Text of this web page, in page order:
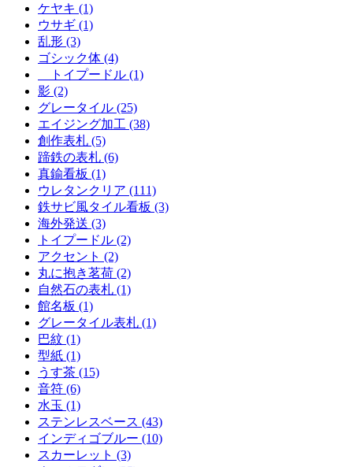
ケヤキ (1)
ウサギ (1)
乱形 (3)
ゴシック体 (4)
トイプードル (1)
影 (2)
グレータイル (25)
エイジング加工 (38)
創作表札 (5)
蹄鉄の表札 (6)
真鍮看板 (1)
ウレタンクリア (111)
鉄サビ風タイル看板 (3)
海外発送 (3)
トイプードル (2)
アクセント (2)
丸に抱き茗荷 (2)
自然石の表札 (1)
館名板 (1)
グレータイル表札 (1)
巴紋 (1)
型紙 (1)
うす茶 (15)
音符 (6)
水玉 (1)
ステンレスベース (43)
インディゴブルー (10)
スカーレット (3)